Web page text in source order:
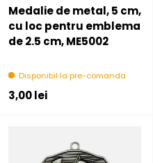
Medalie de metal, 5 cm,
cu loc pentru emblema
de 2.5 cm, ME5002
Disponibil la pre-comanda
Pret initial
3,00 lei